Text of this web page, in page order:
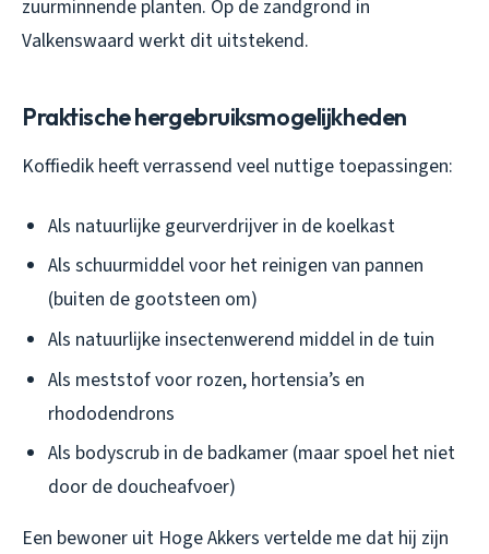
zuurminnende planten. Op de zandgrond in
Valkenswaard werkt dit uitstekend.
Praktische hergebruiksmogelijkheden
Koffiedik heeft verrassend veel nuttige toepassingen:
Als natuurlijke geurverdrijver in de koelkast
Als schuurmiddel voor het reinigen van pannen
(buiten de gootsteen om)
Als natuurlijke insectenwerend middel in de tuin
Als meststof voor rozen, hortensia’s en
rhododendrons
Als bodyscrub in de badkamer (maar spoel het niet
door de doucheafvoer)
Een bewoner uit Hoge Akkers vertelde me dat hij zijn